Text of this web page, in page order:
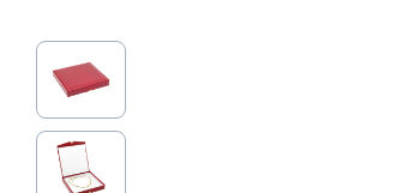
Omitir galería de imágenes